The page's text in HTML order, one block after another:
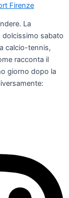
Firenze
La
dolcissimo sabato
calcio-tennis,
racconta il
giorno dopo la